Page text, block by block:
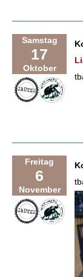
Samstag
17
Oktober
Freitag
6
November